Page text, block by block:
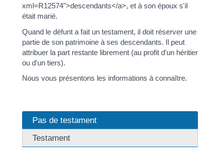
xml=R12574">descendants</a>, et à son époux s'il
était marié.
Quand le défunt a fait un testament, il doit réserver une
partie de son patrimoine à ses descendants. Il peut
attribuer la part restante librement (au profit d'un héritier
ou d'un tiers).
Nous vous présentons les informations à connaître.
Pas de testament
Testament